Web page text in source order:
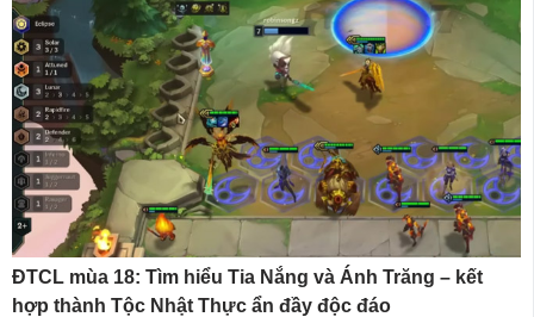
ĐTCL mùa 18: Tìm hiểu Tia Nắng và Ánh Trăng – kết
hợp thành Tộc Nhật Thực ẩn đầy độc đáo